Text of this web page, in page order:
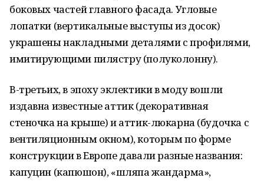
боковых частей главного фасада. Угловые
лопатки (вертикальные выступы из досок)
украшены накладными деталями с профилями,
имитирующими пилястру (полуколонну).
В-третьих, в эпоху эклектики в моду вошли
издавна известные аттик (декоративная
стеночка на крыше) и аттик-люкарна (будочка с
вентиляционным окном), которым по форме
конструкции в Европе давали разные названия:
капуцин (капюшон), «шляпа жандарма»,